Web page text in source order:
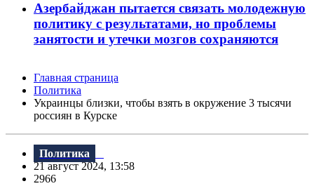
Азербайджан пытается связать молодежную
политику с результатами, но проблемы
занятости и утечки мозгов сохраняются
Главная страница
Политика
Украинцы близки, чтобы взять в окружение 3 тысячи
россиян в Курске
Политика
21 август 2024, 13:58
2966